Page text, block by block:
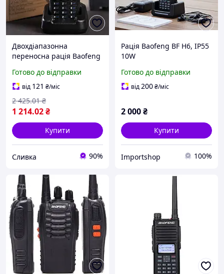
Двохдіапазонна
переносна рація Baofeng
док-станцією для
заряджання
Готово до відправки
від 121 ₴/міс
1 214.02₴
2 425.01 ₴
Купити
Сливка 90%
Рація Baofeng BF H6, IP55
10W
Готово до відправки
від200₴/міс
2 000₴
Купити
Importshop 100%